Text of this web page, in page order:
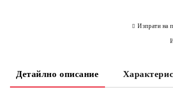
Изпрати на
Детайлно описание